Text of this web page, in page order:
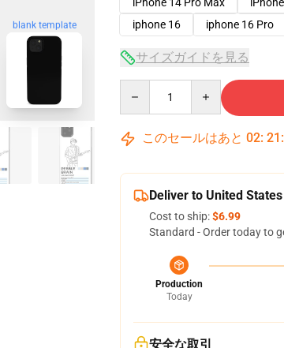
blank template
iphone 16
iphone 16 Pro
サイズガイドを見る
このセールはあと 02: 21 :
Deliver to United States
Cost to ship:$6.99
Standard - Order today to
Production
Today
安全な取引